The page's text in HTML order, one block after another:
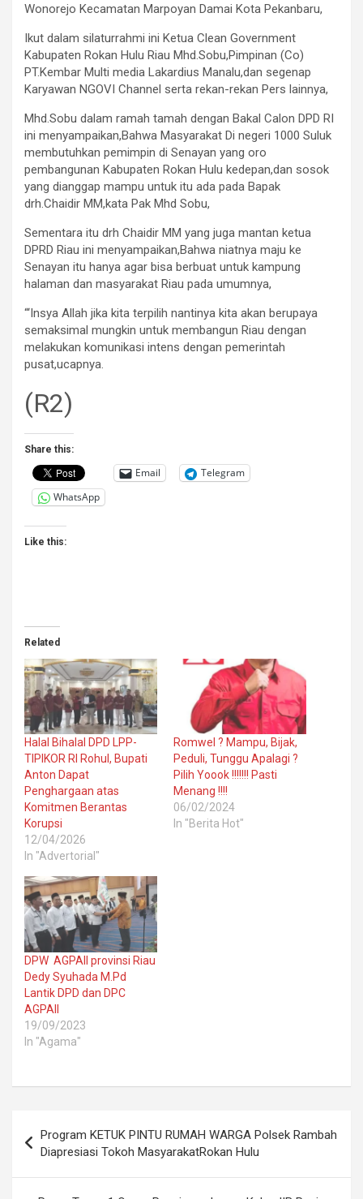
Wonorejo Kecamatan Marpoyan Damai Kota Pekanbaru,
Ikut dalam silaturrahmi ini Ketua Clean Government
Kabupaten Rokan Hulu Riau Mhd.Sobu,Pimpinan (Co)
PT.Kembar Multi media Lakardius Manalu,dan segenap
Karyawan NGOVI Channel serta rekan-rekan Pers lainnya,
Mhd.Sobu dalam ramah tamah dengan Bakal Calon DPD RI
ini menyampaikan,Bahwa Masyarakat Di negeri 1000 Suluk
membutuhkan pemimpin di Senayan yang oro
pembangunan Kabupaten Rokan Hulu kedepan,dan sosok
yang dianggap mampu untuk itu ada pada Bapak
drh.Chaidir MM,kata Pak Mhd Sobu,
Sementara itu drh Chaidir MM yang juga mantan ketua
DPRD Riau ini menyampaikan,Bahwa niatnya maju ke
Senayan itu hanya agar bisa berbuat untuk kampung
halaman dan masyarakat Riau pada umumnya,
“‘Insya Allah jika kita terpilih nantinya kita akan berupaya
semaksimal mungkin untuk membangun Riau dengan
melakukan komunikasi intens dengan pemerintah
pusat,ucapnya.
(R2)
Share this:
Email
Telegram
WhatsApp
Like this:
Related
Halal Bihalal DPD LPP-
TIPIKOR RI Rohul, Bupati
Anton Dapat
Penghargaan atas
Komitmen Berantas
Korupsi
12/04/2026
In "Advertorial"
Romwel ? Mampu, Bijak,
Peduli, Tunggu Apalagi ?
Pilih Yoook !!!!!!! Pasti
Menang !!!!
06/02/2024
In "Berita Hot"
DPW AGPAII provinsi Riau
Dedy Syuhada M.Pd
Lantik DPD dan DPC
AGPAII
19/09/2023
In "Agama"
navigation
Program KETUK PINTU RUMAH WARGA Polsek Rambah
Diapresiasi Tokoh MasyarakatRokan Hulu